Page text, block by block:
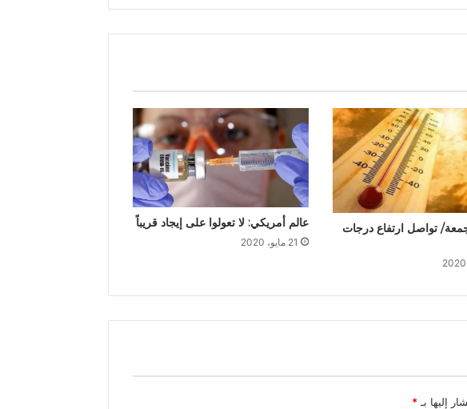
تواصل ارتفاع درجات
عالم أمريكي: لا تعولوا على إيجاد قريباً
21 مايو، 2020
إليها بـ *